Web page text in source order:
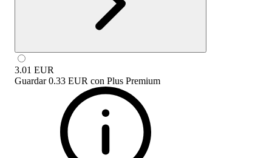
3.01 EUR
Guardar 0.33 EUR con Plus Premium